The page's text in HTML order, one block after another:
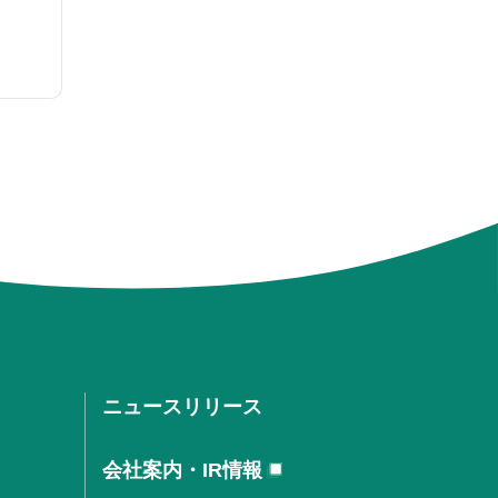
ニュースリリース
会社案内・IR情報